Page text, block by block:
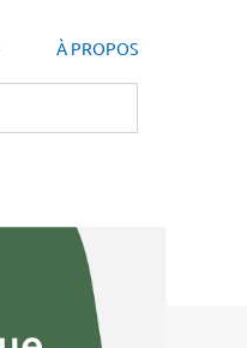
À PROPOS